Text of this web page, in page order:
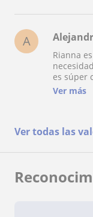
A
Rianna
es súper
Ver más
Ver todas las